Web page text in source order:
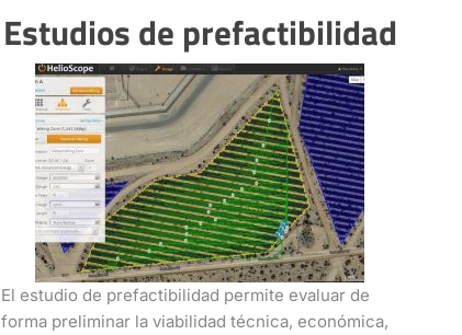
Estudios de prefactibilidad
El estudio de prefactibilidad permite evaluar de
forma preliminar la viabilidad técnica, económica,